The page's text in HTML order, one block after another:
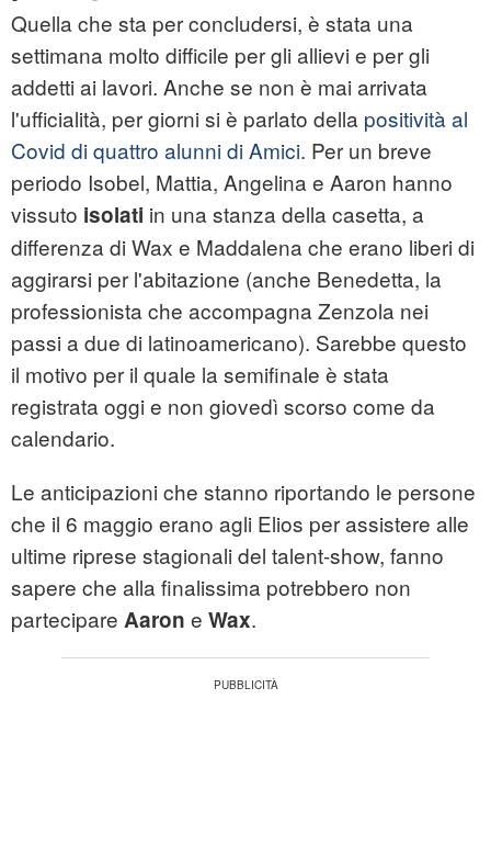
Quella che sta per concludersi, è stata una
settimana molto difficile per gli allievi e per gli
addetti ai lavori. Anche se non è mai arrivata
l'ufficialità, per giorni si è parlato della positività al
Covid di quattro alunni di Amici. Per un breve
periodo Isobel, Mattia, Angelina e Aaron hanno
vissuto isolati in una stanza della casetta, a
differenza di Wax e Maddalena che erano liberi di
aggirarsi per l'abitazione (anche Benedetta, la
professionista che accompagna Zenzola nei
passi a due di latinoamericano). Sarebbe questo
il motivo per il quale la semifinale è stata
registrata oggi e non giovedì scorso come da
calendario.
Le anticipazioni che stanno riportando le persone
che il 6 maggio erano agli Elios per assistere alle
ultime riprese stagionali del talent-show, fanno
sapere che alla finalissima potrebbero non
partecipare Aaron e Wax.